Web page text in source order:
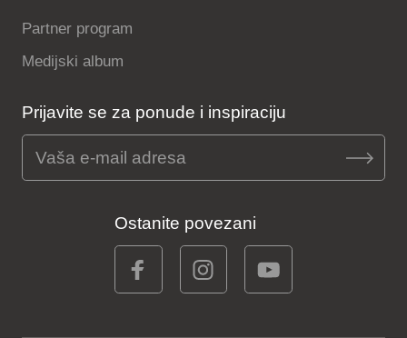
Partner program
Medijski album
Prijavite se za ponude i inspiraciju
Ostanite povezani